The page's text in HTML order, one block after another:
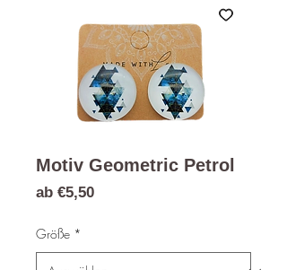
Motiv Geometric Petrol
ab €5,50Sale-
Größe *